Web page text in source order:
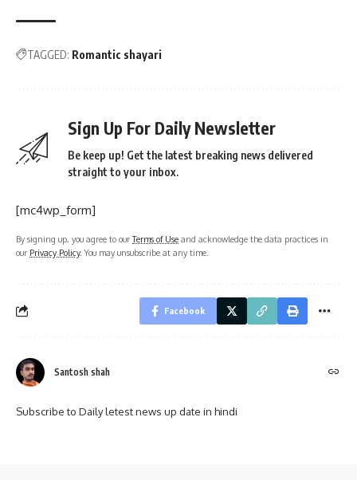
TAGGED: Romantic shayari
Sign Up For Daily Newsletter
Be keep up! Get the latest breaking news delivered
straight to your inbox.
[mc4wp_form]
By signing up, you agree to ourTerms of Use and acknowledge the data practices in
our Privacy Policy. You may unsubscribe at any time.
Facebook
Santosh shah
Subscribe to Daily letest news up date in hindi